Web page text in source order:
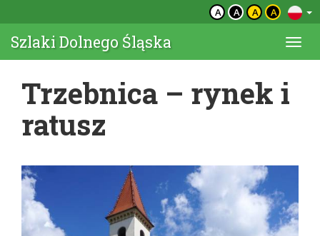
A A A A
Szlaki Dolnego Śląska
Trzebnica – rynek i
ratusz